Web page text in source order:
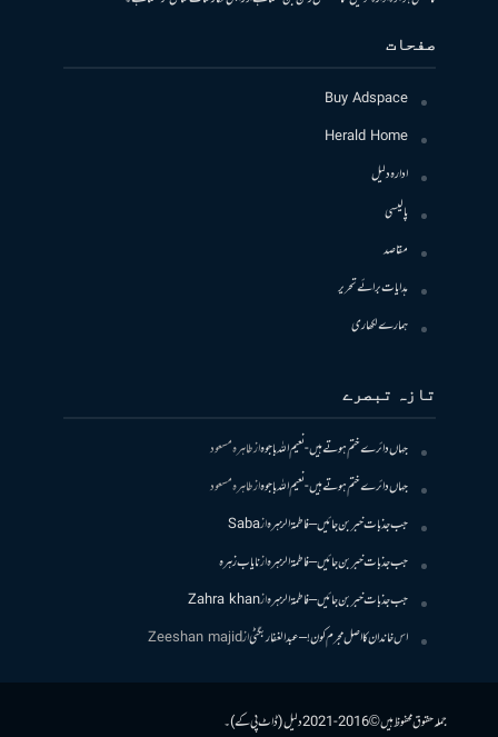
صفحات
Buy Adspace
Herald Home
ادارہ دلیل
پالیسی
مقاصد
ہدایات برائے تحریر
ہمارے لکھاری
تازہ تبصرے
جہاں دائرے ختم ہوتے ہیں- نعیم اللہ باجوہازطاہرہ مسعود
جہاں دائرے ختم ہوتے ہیں- نعیم اللہ باجوہازطاہرہ مسعود
جب جذبات خبر بن جائیں – فاطمۃالزہرہازSaba
جب جذبات خبر بن جائیں – فاطمۃالزہرہازنایاب زہرہ
جب جذبات خبر بن جائیں – فاطمۃالزہرہازZahra khan
اس خاندان کا اصل مجرم کون! – عبدالغفار بگٹیازZeeshan majid
جملہ حقوق محفوظ ہیں © 2016-2021 دلیل (ڈاٹ پی کے)۔